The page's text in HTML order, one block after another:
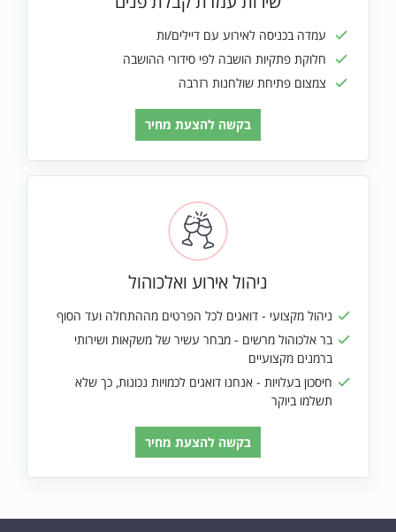
עמדה בכניסה לאירוע עם דיילים/ות
חלוקת פתקיות הושבה לפי סידורי ההושבה
צמצום פתיחת שולחנות רזרבה
בקשה להצעת מחיר
ניהול אירוע ואלכוהול
ניהול מקצועי - דואגים לכל הפרטים מההתחלה ועד הסוף
בר אלכוהול מרשים - מבחר עשיר של משקאות ושירותי
ברמנים מקצועיים
חיסכון בעלויות - אנחנו דואגים לכמויות נכונות, כך שלא
תשלמו ביוקר
בקשה להצעת מחיר